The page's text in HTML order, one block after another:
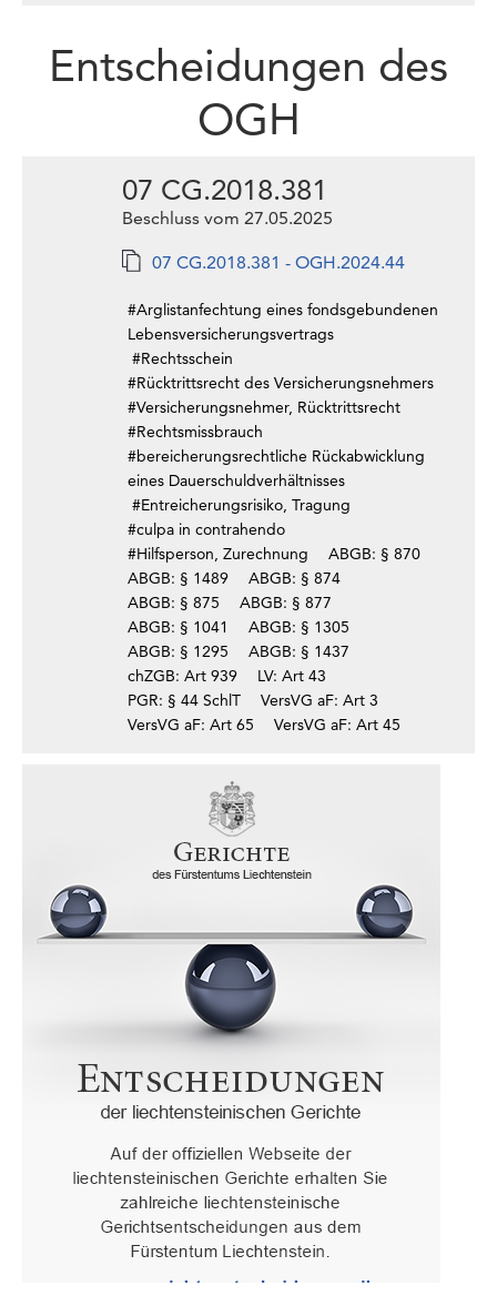
Entscheidungen des
OGH
07 CG.2018.381
Beschluss vom 27.05.2025
07 CG.2018.381 - OGH.2024.44
#Arglistanfechtung eines fondsgebundenen
Lebensversicherungsvertrags
#Rechtsschein
#Rücktrittsrecht des Versicherungsnehmers
#Versicherungsnehmer, Rücktrittsrecht
#Rechtsmissbrauch
#bereicherungsrechtliche Rückabwicklung
eines Dauerschuldverhältnisses
#Entreicherungsrisiko, Tragung
#culpa in contrahendo
#Hilfsperson, Zurechnung
ABGB: § 870
ABGB: § 1489
ABGB: § 874
ABGB: § 875
ABGB: § 877
ABGB: § 1041
ABGB: § 1305
ABGB: § 1295
ABGB: § 1437
chZGB: Art 939
LV: Art 43
PGR: § 44 SchlT
VersVG aF: Art 3
VersVG aF: Art 65
VersVG aF: Art 45